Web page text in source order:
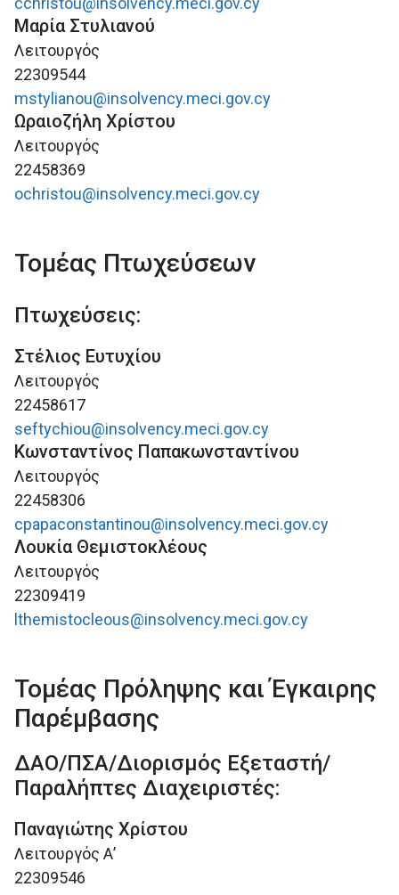
Μαρία Στυλιανού
Λειτουργός
22309544
mstylianou@insolvency.meci.gov.cy
Ωραιοζήλη Χρίστου
Λειτουργός
22458369
ochristou@insolvency.meci.gov.cy
Τομέας Πτωχεύσεων
Πτωχεύσεις:
Στέλιος Ευτυχίου
Λειτουργός
22458617
seftychiou@insolvency.meci.gov.cy
Κωνσταντίνος Παπακωνσταντίνου
Λειτουργός
22458306
cpapaconstantinou@insolvency.meci.gov.cy
Λουκία Θεμιστοκλέους
Λειτουργός
22309419
lthemistocleous@insolvency.meci.gov.cy
Τομέας Πρόληψης και Έγκαιρης
Παρέμβασης
ΔΑΟ/ΠΣΑ/Διορισμός Εξεταστή/
Παραλήπτες Διαχειριστές:
Παναγιώτης Χρίστου
Λειτουργός Α’
22309546